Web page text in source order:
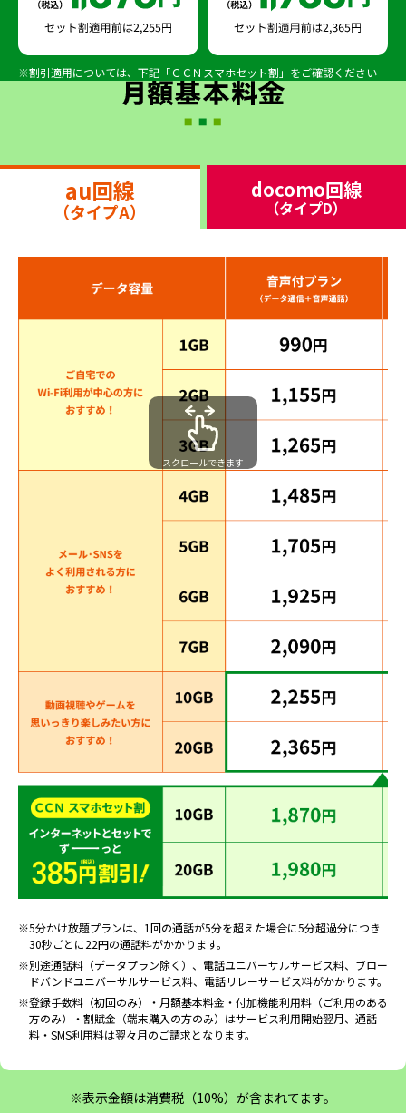
※割引適用については、下記「ＣＣＮスマホセット割」をご確認ください
au回線
（タイプA）
docomo回線
（タイプD）
スクロールできます
※5分かけ放題プランは、1回の通話が5分を超えた場合に5分超過分につき
30秒ごとに22円の通話料がかかります。
※別途通話料（データプラン除く）、電話ユニバーサルサービス料、ブロー
ドバンドユニバーサルサービス料、電話リレーサービス料がかかります。
※登録手数料（初回のみ）・月額基本料金・付加機能利用料（ご利用のある
方のみ）・割賦金（端末購入の方のみ）はサービス利用開始翌月、通話
料・SMS利用料は翌々月のご請求となります。
※表示金額は消費税（10%）が含まれてます。